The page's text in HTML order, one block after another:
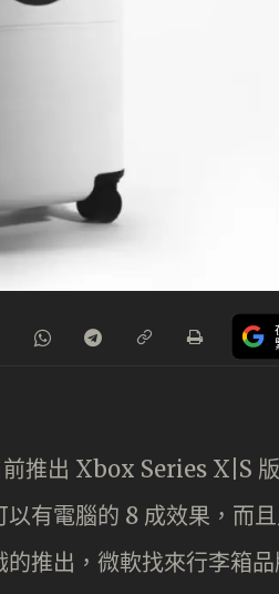
出 Xbox Series X|S 版
有電腦的 8 成效果，而且
推出，微軟找來行李箱